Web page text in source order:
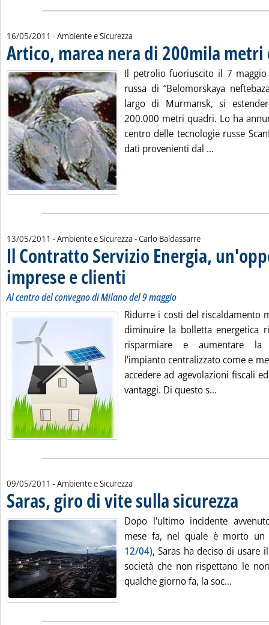
16/05/2011 - Ambiente e Sicurezza
Artico, marea nera di 200mila
Il petrolio fuoriuscito il 7
russa di “Belomorskaya
largo di Murmansk, si
200.000 metri quadri. Lo ha
centro delle tecnologie russe
dati provenienti dal ...
13/05/2011 - Ambiente e Sicurezza -di:
Carlo Baldassarre
Il Contratto Servizio Energia,
imprese e clienti . Sottotitolo: Al centro del convegno di Milano
. Pubblicata venerdì 13 maggio 2011 alle 15.8.
Al centro del convegno di Milano del 9 maggio
Ridurre i costi del riscaldamento
diminuire la bolletta energetica
risparmiare e aumentare la
l'impianto centralizzato come e
accedere ad agevolazioni fiscali
vantaggi. Di questo s...
09/05/2011 - Ambiente e Sicurezza
Saras, giro di vite sulla sicurezza
Dopo l'ultimo incidente
mese fa, nel quale è morto
12/04), Saras ha deciso di usare
società che non rispettano le
qualche giorno fa, la soc...